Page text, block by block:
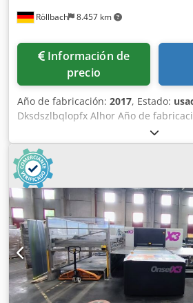
Röllbach 8.457 km
Información de
precio
Año de fabricación: 2017, Estado:
Dksdszlbqlopfx Alhor Año de
Equipamiento y datos técnicos: -
automático con zonas de aspiración
trabajo - Mesa de corte automática
automático de imágenes impresas y
La superficie de trabajo se compone
individuales que se activan
necesario - Cabezal de corte
hendir y fresar materiales de hasta
Corte multi-lote posible para
simultáneamente - Preajuste
Sistema de proyección por vídeo
aprovechamiento del material -